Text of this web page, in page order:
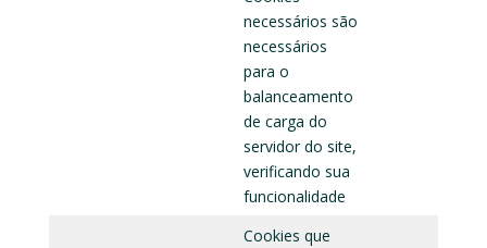
necessários são
necessários
para o
balanceamento
de carga do
servidor do site,
verificando sua
funcionalidade
Cookies que